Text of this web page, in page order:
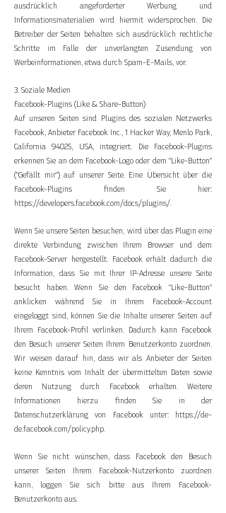
ausdrücklich angeforderter Werbung und
Informationsmaterialien wird hiermit widersprochen. Die
Betreiber der Seiten behalten sich ausdrücklich rechtliche
Schritte im Falle der unverlangten Zusendung von
Werbeinformationen, etwa durch Spam-E-Mails, vor.
3. Soziale Medien
Facebook-Plugins (Like & Share-Button)
Auf unseren Seiten sind Plugins des sozialen Netzwerks
Facebook, Anbieter Facebook Inc., 1 Hacker Way, Menlo Park,
California 94025, USA, integriert. Die Facebook-Plugins
erkennen Sie an dem Facebook-Logo oder dem "Like-Button"
("Gefällt mir") auf unserer Seite. Eine Übersicht über die
Facebook-Plugins finden Sie hier:
https://developers.facebook.com/docs/plugins/.
Wenn Sie unsere Seiten besuchen, wird über das Plugin eine
direkte Verbindung zwischen Ihrem Browser und dem
Facebook-Server hergestellt. Facebook erhält dadurch die
Information, dass Sie mit Ihrer IP-Adresse unsere Seite
besucht haben. Wenn Sie den Facebook "Like-Button"
anklicken während Sie in Ihrem Facebook-Account
eingeloggt sind, können Sie die Inhalte unserer Seiten auf
Ihrem Facebook-Profil verlinken. Dadurch kann Facebook
den Besuch unserer Seiten Ihrem Benutzerkonto zuordnen.
Wir weisen darauf hin, dass wir als Anbieter der Seiten
keine Kenntnis vom Inhalt der übermittelten Daten sowie
deren Nutzung durch Facebook erhalten. Weitere
Informationen hierzu finden Sie in der
Datenschutzerklärung von Facebook unter: https://de-
de.facebook.com/policy.php.
Wenn Sie nicht wünschen, dass Facebook den Besuch
unserer Seiten Ihrem Facebook-Nutzerkonto zuordnen
kann, loggen Sie sich bitte aus Ihrem Facebook-
Benutzerkonto aus.